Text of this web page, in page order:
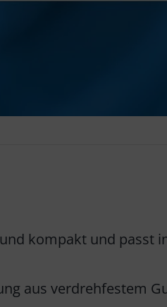
kompakt und passt
aus verdrehfestem